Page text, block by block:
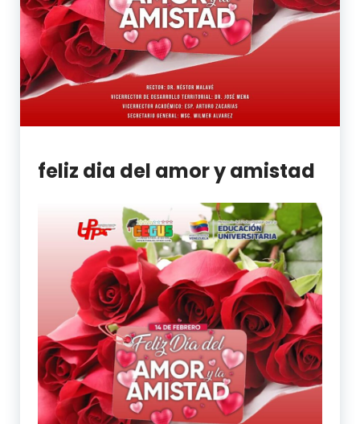
feliz dia del amor y amistad